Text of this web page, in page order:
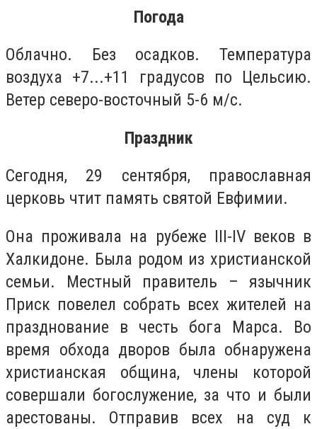
Погода
Облачно. Без осадков. Температура
воздуха +7...+11 градусов по Цельсию.
Ветер северо-восточный 5-6 м/с.
Праздник
Сегодня, 29 сентября, православная
церковь чтит память святой Евфимии.
Она проживала на рубеже III-IV веков в
Халкидоне. Была родом из христианской
семьи. Местный правитель – язычник
Приск повелел собрать всех жителей на
празднование в честь бога Марса. Во
время обхода дворов была обнаружена
христианская община, члены которой
совершали богослужение, за что и были
арестованы. Отправив всех на суд к